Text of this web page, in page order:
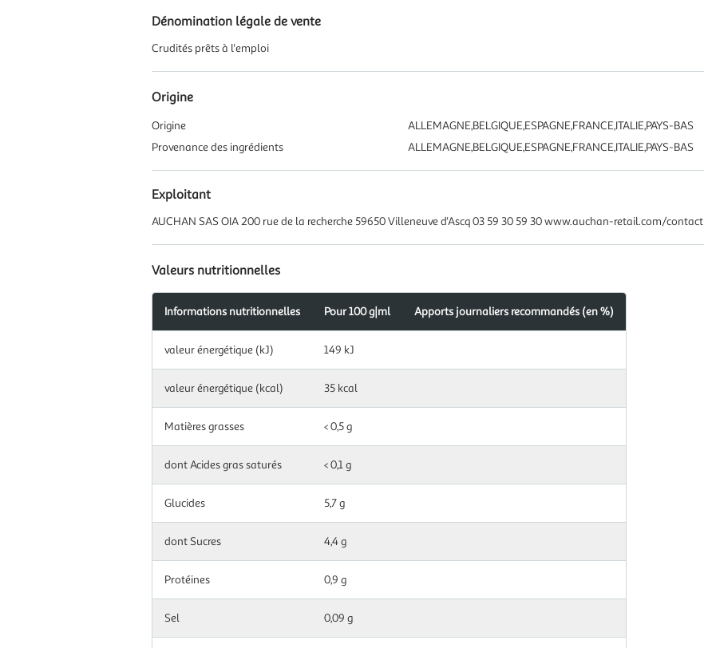
Dénomination légale de vente
Crudités prêts à l'emploi
Origine
Origine
ALLEMAGNE,BELGIQUE,ESPAGNE,FRANCE,ITALIE,PAYS-BAS
Provenance des ingrédients
ALLEMAGNE,BELGIQUE,ESPAGNE,FRANCE,ITALIE,PAYS-BAS
Exploitant
AUCHAN SAS OIA 200 rue de la recherche 59650 Villeneuve d'Ascq 03 59 30 59 30 www.auchan-retail.com/contact
Valeurs nutritionnelles
nutritionnelles
pour
g|ml
Informations nutritionnelles Pour 100 g|ml Apports journaliers recommandés (en %)
valeur énergétique (kJ) 149 kJ
valeur énergétique (kcal) 35 kcal
Matières grasses < 0,5 g
dont Acides gras saturés < 0,1 g
Glucides 5,7 g
dont Sucres 4,4 g
Protéines 0,9 g
Sel 0,09 g